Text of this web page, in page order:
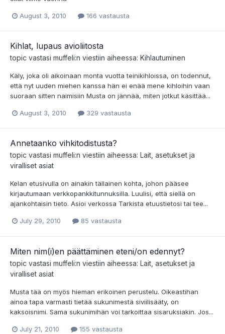
August 3, 2010 166 vastausta
Kihlat, lupaus avioliitosta
topic vastasi muffeli:n viestiin aiheessa: Kihlautuminen
Käly, joka oli aikoinaan monta vuotta teinikihloissa, on todennut,
että nyt uuden miehen kanssa hän ei enää mene kihloihin vaan
suoraan sitten naimisiin Musta on jännää, miten jotkut käsittää...
August 3, 2010 329 vastausta
Annetaanko vihkitodistusta?
topic vastasi muffeli:n viestiin aiheessa: Lait, asetukset ja
viralliset asiat
Kelan etusivulla on ainakin tällainen kohta, johon pääsee
kirjautumaan verkkopankkitunnuksilla. Luulisi, että siellä on
ajankohtaisin tieto. Asioi verkossa Tarkista etuustietosi tai tee...
July 29, 2010 85 vastausta
Miten nim(i)en päättäminen eteni/on edennyt?
topic vastasi muffeli:n viestiin aiheessa: Lait, asetukset ja
viralliset asiat
Musta tää on myös hieman erikoinen perustelu. Oikeastihan
ainoa tapa varmasti tietää sukunimestä siviilisääty, on
kaksoisnimi. Sama sukunimihän voi tarkoittaa sisaruksiakin. Jos...
July 21, 2010 155 vastausta